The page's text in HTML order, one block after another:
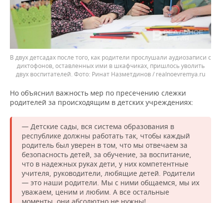
В двух детсадах после того, как родители прослушали аудиозаписи с
диктофонов, оставленных ими в шкафчиках, пришлось уволить
двух воспитателей.
Ринат Назметдинов / realnoevremya.ru
Но объяснил важность мер по пресечению слежки
родителей за происходящим в детских учреждениях:
— Детские сады, вся система образования в
республике должны работать так, чтобы каждый
родитель был уверен в том, что мы отвечаем за
безопасность детей, за обучение, за воспитание,
что в надежных руках дети, у них компетентные
учителя, руководители, любящие детей. Родители
— это наши родители. Мы с ними общаемся, мы их
уважаем, ценим и любим. А все остальные